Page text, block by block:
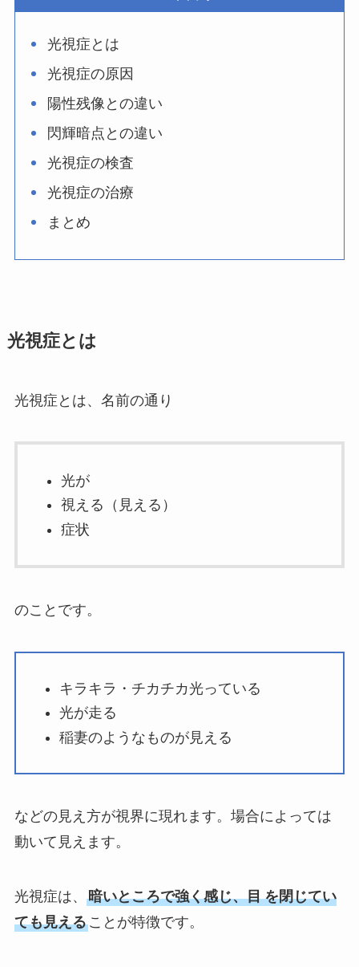
光視症とは
光視症の原因
陽性残像との違い
閃輝暗点との違い
光視症の検査
光視症の治療
まとめ
光視症とは
光視症とは、名前の通り
光が
視える（見える）
症状
のことです。
キラキラ・チカチカ光っている
光が走る
稲妻のようなものが見える
などの見え方が視界に現れます。場合によっては
動いて見えます。
光視症は、 暗いところで強く感じ、目 を閉じてい
ても見えることが特徴です。